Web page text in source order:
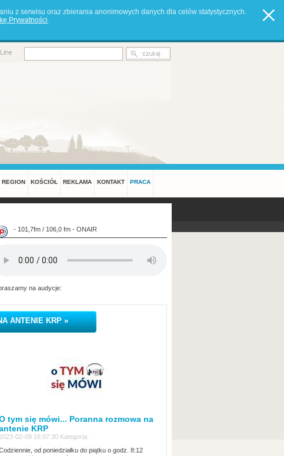
z serwisu oraz zbierania anonimowych danych dla celów statystycznych.
Prywatności.
REGION KOŚCIÓŁ REKLAMA KONTAKT PRACA
- 101,7fm / 106,0 fm - ONAIR
na audycje:
ANTENIE KRP »
tym się mówi... Poranna rozmowa na
KRP
2023-02-09 16:07:30 Kategoria:
od poniedziałku do piątku o godz. 8:12